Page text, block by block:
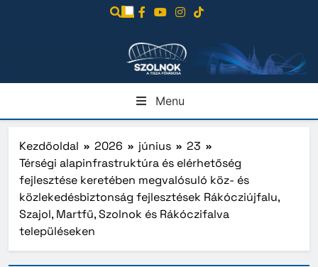
Menu
Kezdőoldal 2026 június
23
Térségi alapinfrastruktúra és elérhetőség
fejlesztése keretében megvalósuló köz- és
közlekedésbiztonság fejlesztések Rákócziújfalu,
Szajol, Martfű, Szolnok és Rákóczifalva
településeken